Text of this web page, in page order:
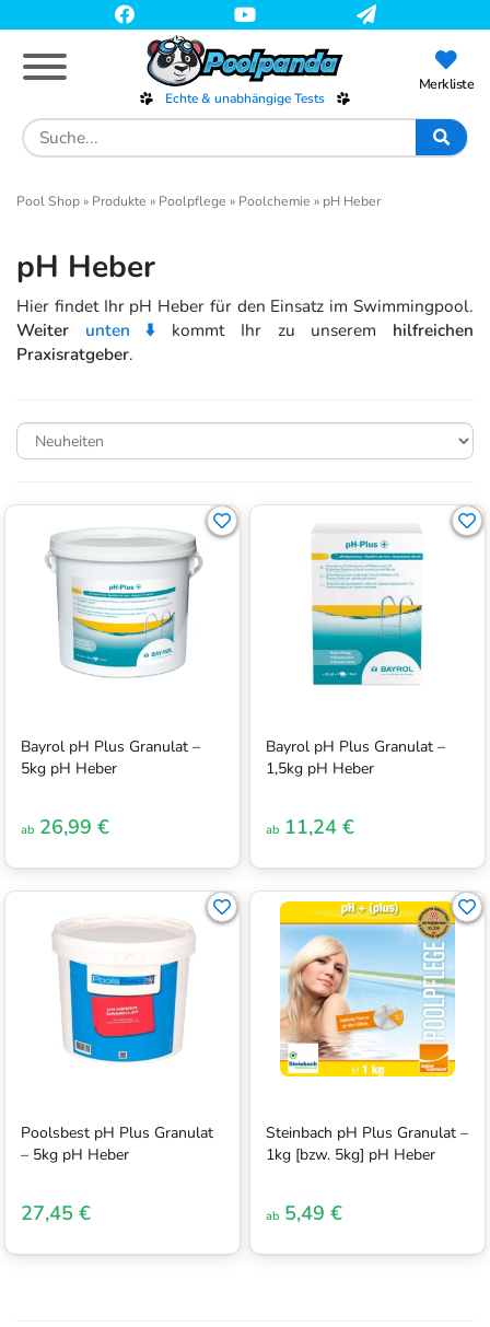
to
main
content
Echte & unabhängige Tests
Search
for:
Merkliste
Pool Shop» Produkte » Poolpflege » Poolchemie » pH Heber
pH Heber
Hier findet Ihr pH Heber für den Einsatz im Swimmingpool.
Weiter unten ⬇️ kommt Ihr zu unserem hilfreichen
Praxisratgeber.
Bayrol pH Plus Granulat –
5kg pH Heber
ab 26,99 €
Bayrol pH Plus Granulat –
1,5kg pH Heber
ab 11,24 €
Poolsbest pH Plus Granulat
– 5kg pH Heber
27,45 €
Steinbach pH Plus Granulat –
1kg [bzw. 5kg] pH Heber
ab 5,49 €